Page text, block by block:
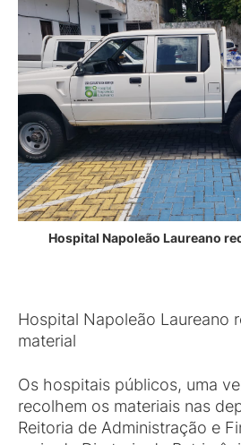
Hospital Napoleão Laureano
Hospital Napoleão Laureano
material
Os hospitais públicos, uma
recolhem os materiais nas
Reitoria de Administração e